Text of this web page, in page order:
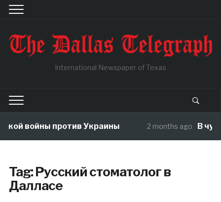
International Newspaper of Texas
против Украины 2 months ago В чужой
Tag:Русский стоматолог в
Далласе